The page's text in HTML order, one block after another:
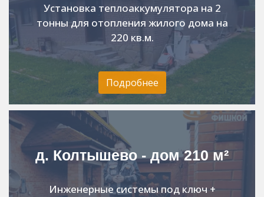
Установка теплоаккумулятора на 2
тонны для отопления жилого дома на
220 кв.м.
Подробнее
д. Колтышево - дом 210 м²
Инженерные системы под ключ +